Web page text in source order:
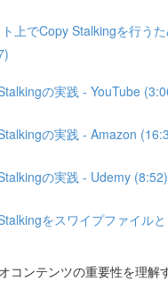
上でCopy Stalkingを行う
の実践 - YouTube
の実践 - Amazon
の実践 - Udemy (8:52)
をスワイプファイル
コンテンツの重要性を理解